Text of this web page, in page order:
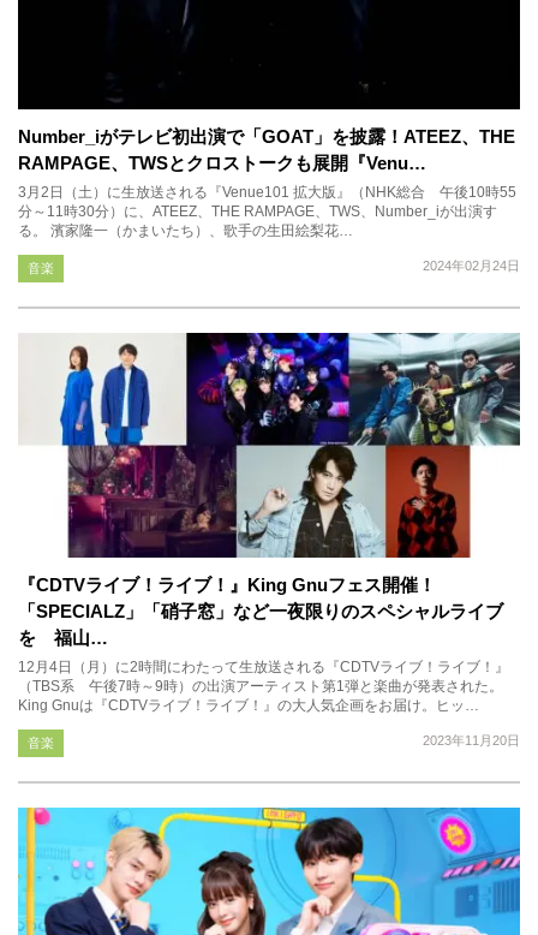
Number_iがテレビ初出演で「GOAT」を披露！ATEEZ、THE
RAMPAGE、TWSとクロストークも展開『Venu…
3月2日（土）に生放送される『Venue101 拡大版』（NHK総合 午後10時55
分～11時30分）に、ATEEZ、THE RAMPAGE、TWS、Number_iが出演す
る。 濱家隆一（かまいたち）、歌手の生田絵梨花…
2024年02月24日
音楽
『CDTVライブ！ライブ！』King Gnuフェス開催！
「SPECIALZ」「硝子窓」など一夜限りのスペシャルライブ
を 福山…
12月4日（月）に2時間にわたって生放送される『CDTVライブ！ライブ！』
（TBS系 午後7時～9時）の出演アーティスト第1弾と楽曲が発表された。
King Gnuは『CDTVライブ！ライブ！』の大人気企画をお届け。ヒッ…
2023年11月20日
音楽